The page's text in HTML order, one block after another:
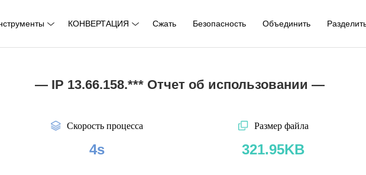
КОНВЕРТАЦИЯ Сжать Безопасность Объединить
— IP 13.66.158.*** Отчет об использовании —
Скорость процесса
4s
Размер файла
321.95KB